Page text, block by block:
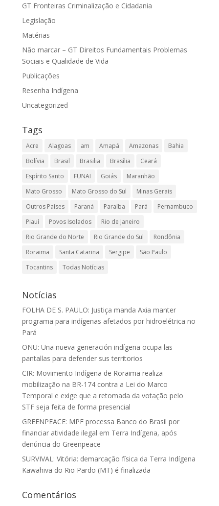
GT Fronteiras Criminalização e Cidadania
Legislação
Matérias
Não marcar – GT Direitos Fundamentais Problemas
Sociais e Qualidade de Vida
Publicações
Resenha Indígena
Uncategorized
Tags
Acre Alagoas am Amapá Amazonas
Bahia
Bolívia
Brasil Brasilia Brasília
Ceará
Espírito Santo
FUNAI Goiás
Maranhão
Mato Grosso
Mato Grosso do Sul
Minas Gerais
Outros Países
Paraná Paraíba Pará
Pernambuco
Piauí
Povos Isolados
Rio de Janeiro
Rio Grande do Norte
Rio Grande do Sul
Rondônia
Roraima
Santa Catarina Sergipe
São Paulo
Tocantins
Todas Notícias
Notícias
FOLHA DE S. PAULO: Justiça manda Axia manter
programa para indígenas afetados por hidroelétrica no
Pará
ONU: Una nueva generación indígena ocupa las
pantallas para defender sus territorios
CIR: Movimento Indígena de Roraima realiza
mobilização na BR-174 contra a Lei do Marco
Temporal e exige que a retomada da votação pelo
STF seja feita de forma presencial
GREENPEACE: MPF processa Banco do Brasil por
financiar atividade ilegal em Terra Indígena, após
denúncia do Greenpeace
SURVIVAL: Vitória: demarcação física da Terra Indígena
Kawahiva do Rio Pardo (MT) é finalizada
Comentários